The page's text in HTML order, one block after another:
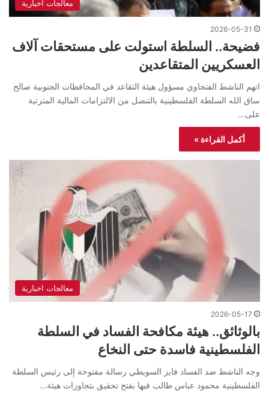
معالجات اخبارية
2026-05-31
فضيحة.. السلطة استولت على مستحقات آلاف
العسكريين المتقاعدين
اتهم الناشط الفتحاوي مسؤول هيئة التقاعد في المحافظات الجنوبية صالح
ساق الله السلطة الفلسطينية بالتنصل من الالتزامات المالية المترتبة
على…
أكمل القراءة »
معالجات اخبارية
2026-05-17
بالوثائق.. هيئة مكافحة الفساد في السلطة
الفلسطينية فاسدة حتى النخاع
وجه الناشط ضد الفساد فايز السويطي رسالة مفتوحة إلى رئيس السلطة
الفلسطينية محمود عباس طالب فيها بفتح تحقيق بتجاوزات هيئة…